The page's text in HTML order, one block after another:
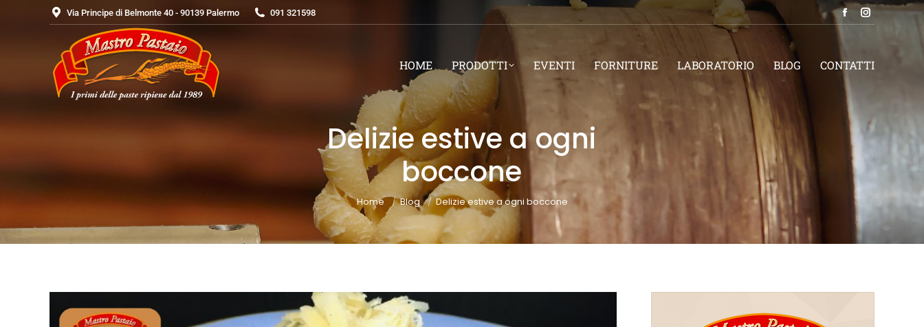
Via Principe di Belmonte 40 - 90139 Palermo 091 321598
HOME PRODOTTI EVENTI FORNITURE LABORATORIO BLOG CONTATTI
Delizie estive a ogni
boccone
You are here:
Home Blog Delizie estive a ogni boccone